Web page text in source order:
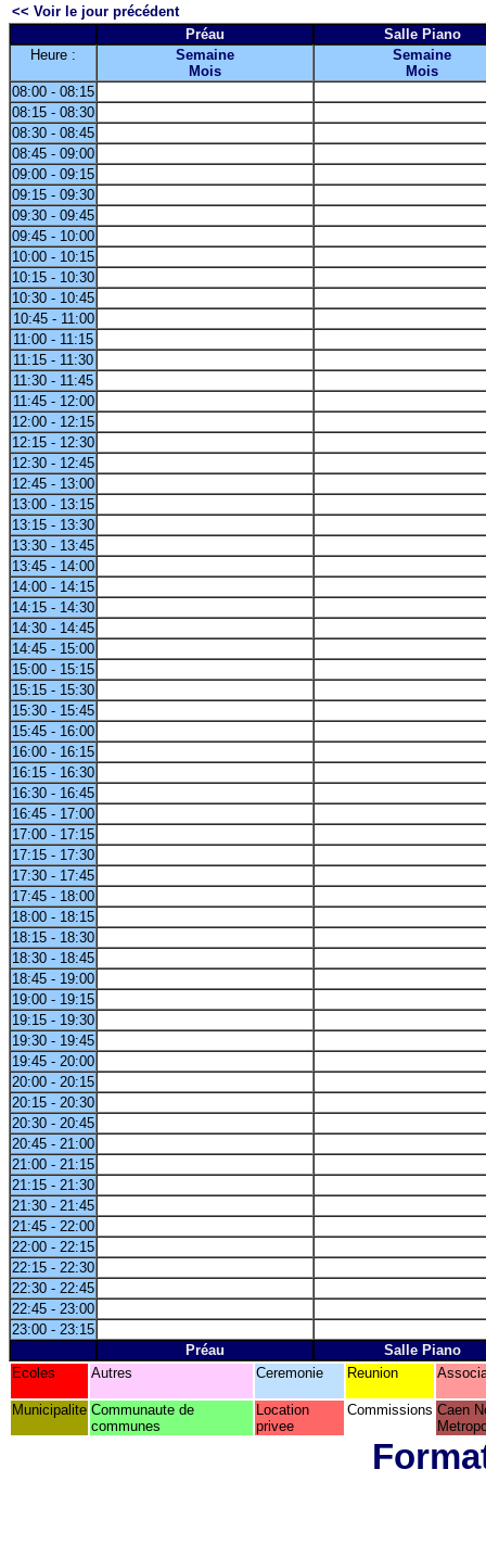
<< Voir le jour précédent
Préau
Salle Piano
Heure :
Semaine
Mois
Semaine
Mois
08:00 - 08:15
08:15 - 08:30
08:30 - 08:45
08:45 - 09:00
09:00 - 09:15
09:15 - 09:30
09:30 - 09:45
09:45 - 10:00
10:00 - 10:15
10:15 - 10:30
10:30 - 10:45
10:45 - 11:00
11:00 - 11:15
11:15 - 11:30
11:30 - 11:45
11:45 - 12:00
12:00 - 12:15
12:15 - 12:30
12:30 - 12:45
12:45 - 13:00
13:00 - 13:15
13:15 - 13:30
13:30 - 13:45
13:45 - 14:00
14:00 - 14:15
14:15 - 14:30
14:30 - 14:45
14:45 - 15:00
15:00 - 15:15
15:15 - 15:30
15:30 - 15:45
15:45 - 16:00
16:00 - 16:15
16:15 - 16:30
16:30 - 16:45
16:45 - 17:00
17:00 - 17:15
17:15 - 17:30
17:30 - 17:45
17:45 - 18:00
18:00 - 18:15
18:15 - 18:30
18:30 - 18:45
18:45 - 19:00
19:00 - 19:15
19:15 - 19:30
19:30 - 19:45
19:45 - 20:00
20:00 - 20:15
20:15 - 20:30
20:30 - 20:45
20:45 - 21:00
21:00 - 21:15
21:15 - 21:30
21:30 - 21:45
21:45 - 22:00
22:00 - 22:15
22:15 - 22:30
22:30 - 22:45
22:45 - 23:00
23:00 - 23:15
Préau
Salle Piano
Ecoles
Autres Ceremonie Reunion
Municipalite Communaute de
communes
Location
privee
Commissions Caen